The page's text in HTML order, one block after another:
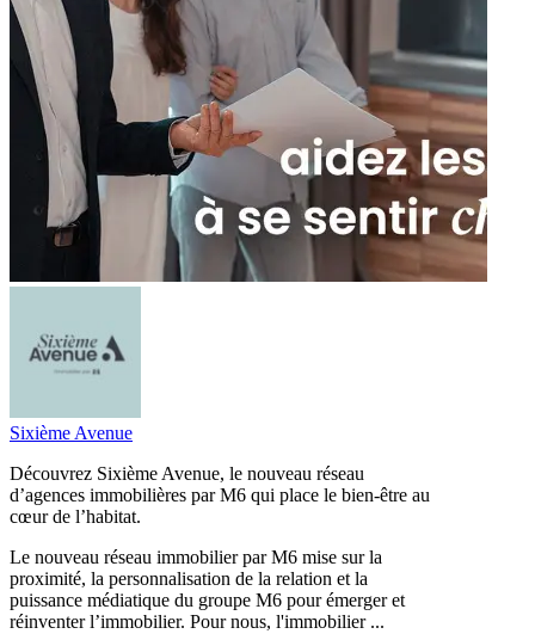
Sixième Avenue
Découvrez Sixième Avenue, le nouveau réseau
d’agences immobilières par M6 qui place le bien-être au
cœur de l’habitat.
Le nouveau réseau immobilier par M6 mise sur la
proximité, la personnalisation de la relation et la
puissance médiatique du groupe M6 pour émerger et
réinventer l’immobilier. Pour nous, l'immobilier ...